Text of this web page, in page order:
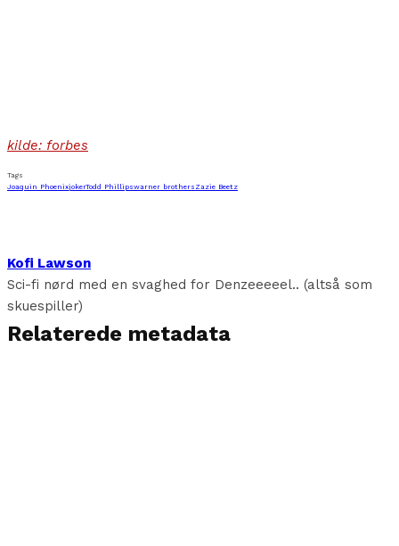
kilde: forbes
Tags
Joaquin PhoenixjokerTodd Phillipswarner brothers Zazie Beetz
Kofi Lawson
Sci-fi nørd med en svaghed for Denzeeeeel.. (altså som
skuespiller)
Relaterede metadata